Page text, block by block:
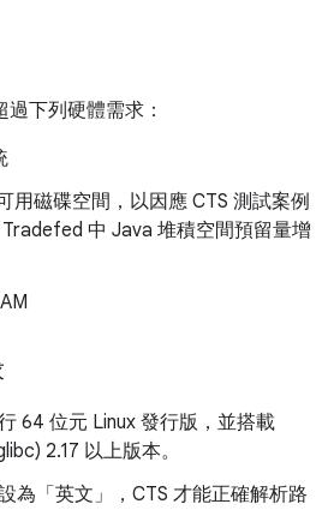
下列硬體需求：
用磁碟空間，以因應 CTS 測試案例
中 Java 堆積空間預留量增
64 位元 Linux 發行版，並搭載
2.17 以上版本。
為「英文」，CTS 才能正確解析路